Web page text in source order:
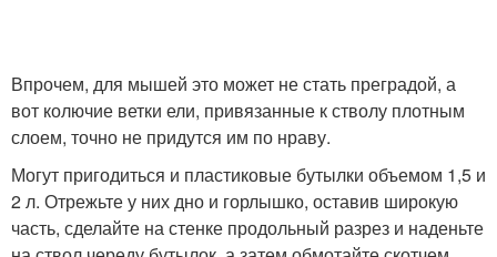
Впрочем, для мышей это может не стать преградой, а
вот колючие ветки ели, привязанные к стволу плотным
слоем, точно не придутся им по нраву.
Могут пригодиться и пластиковые бутылки объемом 1,5 и
2 л. Отрежьте у них дно и горлышко, оставив широкую
часть, сделайте на стенке продольный разрез и наденьте